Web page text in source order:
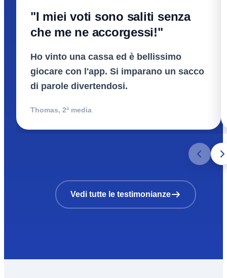
"I miei voti sono saliti senza
che me ne accorgessi!"
Ho vinto una cassa ed è bellissimo
giocare con l'app. Si imparano un sacco
di parole divertendosi.
Thomas, 2ª media
Vedi tutte le testimonianze